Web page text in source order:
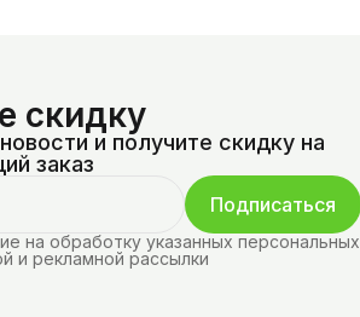
скидку
и получите скидку на
заказ
Подписаться
на обработку указанных персональных
и рекламной рассылки